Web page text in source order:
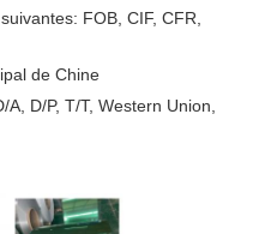
FOB, CIF, CFR,
de Chine
D/P, T/T, Western Union,